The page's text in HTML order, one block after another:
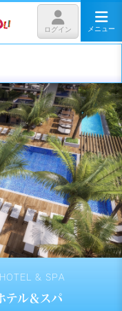
ログイン メニュー
& SPA
テル＆スパ